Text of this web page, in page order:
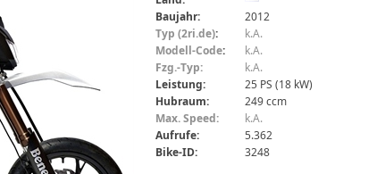
Baujahr:
2012
Typ (2ri.de):
k.A.
Modell-Code:
k.A.
Fzg.-Typ:
k.A.
Leistung:
25 PS (18 kW)
Hubraum:
249 ccm
Max. Speed:
k.A.
Aufrufe:
5.362
Bike-ID:
3248